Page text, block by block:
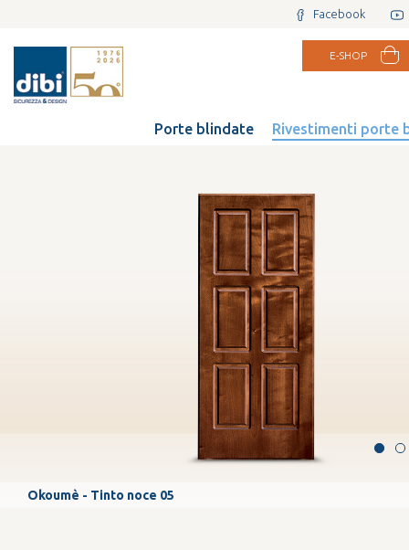
Facebook
E-SHOP
Porte blindate Rivestimenti porte
Okoumè - Tinto noce 05